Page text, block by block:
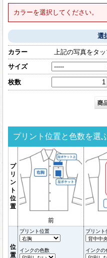
カラーを選択してください。
選
カラー
上記の写真をタ
サイズ
枚数
プリント位置と色数を選
プ
リ
ン
ト
位
置
前
位
置
プリント位置
インクの色数
プリント
インクの